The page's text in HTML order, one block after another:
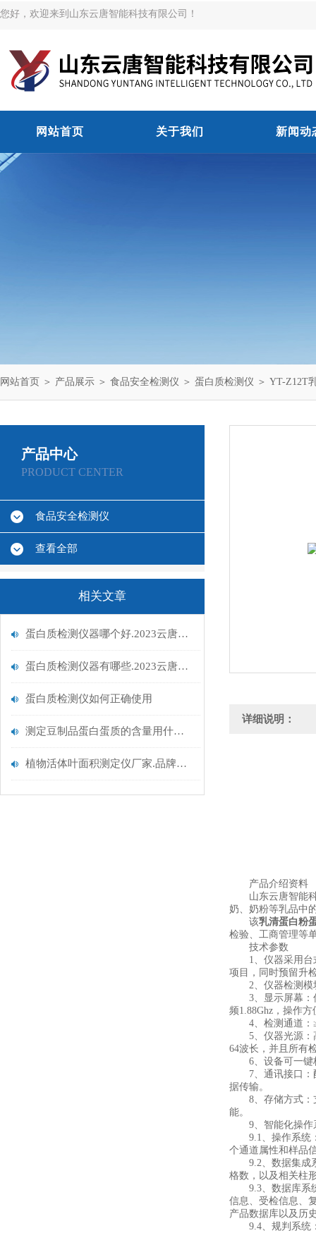
您好，欢迎来到山东云唐智能科技有限公司！
网站首页 关于我们 新闻动
网站首页 ＞ 产品展示 ＞ 食品安全检测仪 ＞ 蛋白质检测仪 ＞ YT-Z12T
产品中心
PRODUCT CENTER
食品安全检测仪
查看全部
相关文章
蛋白质检测仪器哪个好.2023云唐精选仪器
蛋白质检测仪器有哪些.2023云唐重磅推荐.新型蛋白质检测仪
蛋白质检测仪如何正确使用
测定豆制品蛋白蛋质的含量用什么仪器【精选仪器】云唐食品蛋白质检测仪
植物活体叶面积测定仪厂家.品牌推荐.云唐植物叶面积测定仪
详细说明：
产品介绍资料
山东云唐智能科
奶、奶粉等乳品中
该乳清蛋白粉
检验、工商管理等
技术参数
1、仪器采用台式
项目，同时预留升
2、仪器检测模块
3、显示屏幕：仪
频1.88Ghz，操作
4、检测通道：
5、仪器光源：高
64波长，并且所有
6、设备可一键校
7、通讯接口：配
据传输。
8、存储方式：支
能。
9、智能化操作
9.1、操作系统：
个通道属性和样品
9.2、数据集成系
格数，以及相关柱
9.3、数据库系统
信息、受检信息、
产品数据库以及历
9.4、规判系统：